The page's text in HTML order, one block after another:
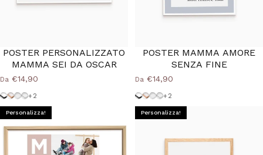
POSTER PERSONALIZZATO
MAMMA SEI DA OSCAR
Da €14,90
Cornice-Nera
Cornice Wood Natural
Cornice-Bianca
Cornice-Argento
+2
POSTER MAMMA AMORE
SENZA FINE
Da €14,90
Cornice-Nera
Cornice Wood Natural
Cornice-Bianca
Cornice-Argento
+2
Personalizza! Personalizza!